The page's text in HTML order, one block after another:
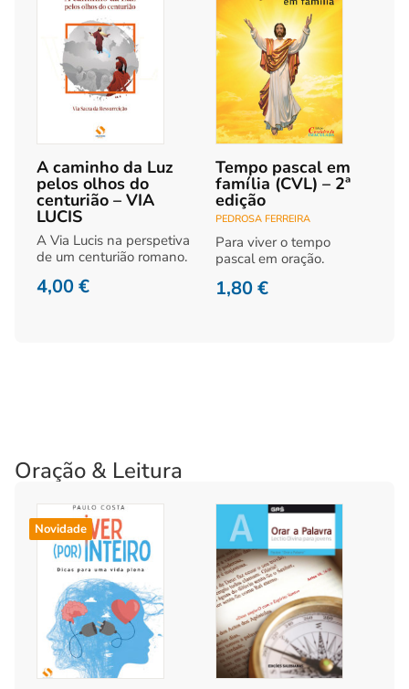
A caminho da Luz
pelos olhos do
centurião – VIA
LUCIS
A Via Lucis na perspetiva
de um centurião romano.
4,00€
Tempo pascal em
família (CVL) – 2ª
edição
PEDROSA FERREIRA
Para viver o tempo
pascal em oração.
1,80€
Oração & Leitura
Novidade